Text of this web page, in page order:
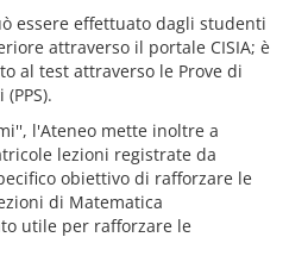
essere effettuato dagli studenti
attraverso il portale CISIA; è
al test attraverso le Prove di
l'Ateneo mette inoltre a
lezioni registrate da
obiettivo di rafforzare le
di Matematica
utile per rafforzare le